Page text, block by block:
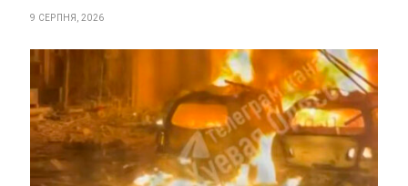
9 СЕРПНЯ, 2026